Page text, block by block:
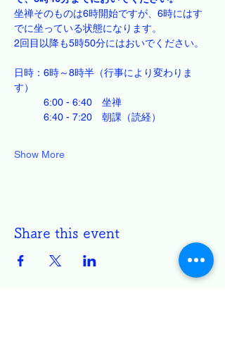
坐禅そのものは6時開始ですが、6時にはす
でに坐っている状態になります。
2回目以降も5時50分にはおいでください。
日時：6時～8時半（行事により変わりま
す）
6:00 - 6:40　坐禅
6:40 - 7:20　朝課（読経）
Show More
Share this event